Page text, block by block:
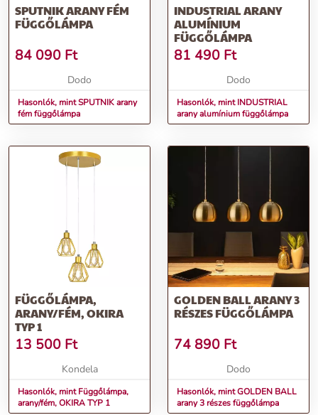
SPUTNIK ARANY FÉM
FÜGGŐLÁMPA
84 090 Ft
Dodo
Hasonlók, mint SPUTNIK arany
fém függőlámpa
INDUSTRIAL ARANY
ALUMÍNIUM
FÜGGŐLÁMPA
81 490 Ft
Dodo
Hasonlók, mint INDUSTRIAL
arany alumínium függőlámpa
FÜGGŐLÁMPA,
ARANY/FÉM, OKIRA
TYP 1
13 500 Ft
Kondela
Hasonlók, mint Függőlámpa,
arany/fém, OKIRA TYP 1
GOLDEN BALL ARANY 3
RÉSZES FÜGGŐLÁMPA
74 890 Ft
Dodo
Hasonlók, mint GOLDEN BALL
arany 3 részes függőlámpa